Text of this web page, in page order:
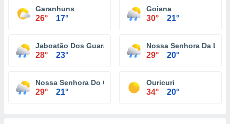
Garanhuns
26° 17°
Goiana
30° 21°
Jaboatão Dos Guararapes
28° 23°
Nossa Senhora Da Luz
29° 20°
Nossa Senhora Do O
29° 21°
Ouricuri
34° 20°